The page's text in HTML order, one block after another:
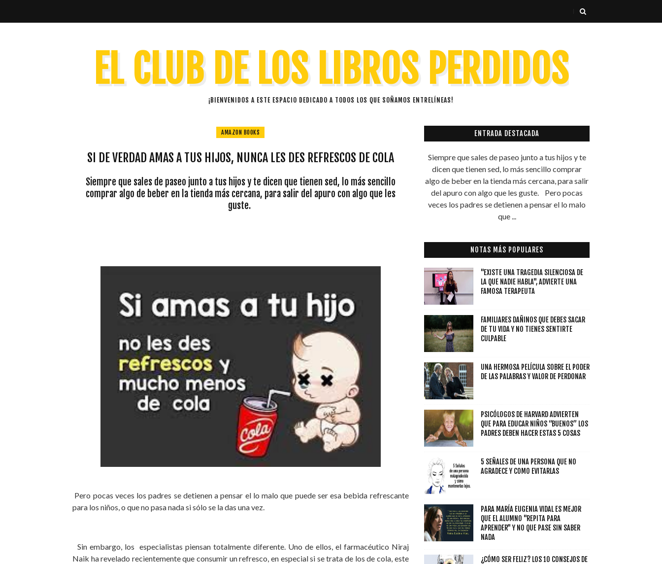
EL CLUB DE LOS LIBROS PERDIDOS
¡BIENVENIDOS A ESTE ESPACIO DEDICADO A TODOS LOS QUE SOÑAMOS ENTRELÍNEAS!
AMAZON BOOKS
SI DE VERDAD AMAS A TUS HIJOS, NUNCA LES DES REFRESCOS DE COLA
Siempre que sales de paseo junto a tus hijos y te dicen que tienen sed, lo más sencillo
comprar algo de beber en la tienda más cercana, para salir del apuro con algo que les
guste.
Pero pocas veces los padres se detienen a pensar el lo malo que puede ser esa bebida refrescante
para los niños, o que no pasa nada si sólo se la das una vez.
Sin embargo, los especialistas piensan totalmente diferente. Uno de ellos, el farmacéutico Niraj
Naik ha revelado recientemente que consumir un refresco, en especial si se trata de los de cola, este
ENTRADA DESTACADA
Siempre que sales de paseo junto a tus hijos y te
dicen que tienen sed, lo más sencillo comprar
algo de beber en la tienda más cercana, para salir
del apuro con algo que les guste. Pero pocas
veces los padres se detienen a pensar el lo malo
que ...
NOTAS MÁS POPULARES
"EXISTE UNA TRAGEDIA SILENCIOSA DE
LA QUE NADIE HABLA", ADVIERTE UNA
FAMOSA TERAPEUTA
FAMILIARES DAÑINOS QUE DEBES SACAR
DE TU VIDA Y NO TIENES SENTIRTE
CULPABLE
UNA HERMOSA PELÍCULA SOBRE EL PODER
DE LAS PALABRAS Y VALOR DE PERDONAR
PSICÓLOGOS DE HARVARD ADVIERTEN
QUE PARA EDUCAR NIÑOS “BUENOS” LOS
PADRES DEBEN HACER ESTAS 5 COSAS
5 SEÑALES DE UNA PERSONA QUE NO
AGRADECE Y COMO EVITARLAS
PARA MARÍA EUGENIA VIDAL ES MEJOR
QUE EL ALUMNO "REPITA PARA
APRENDER" Y NO QUE PASE SIN SABER
NADA
¿CÓMO SER FELIZ? LOS 10 CONSEJOS DE